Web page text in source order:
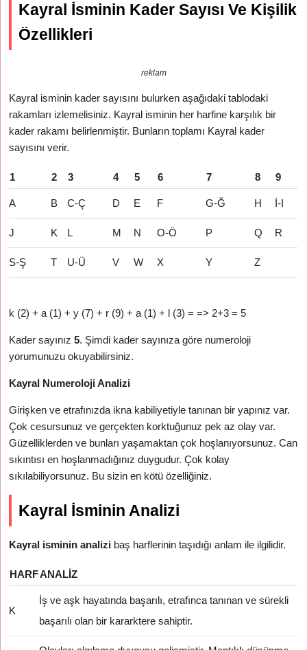
Kayral İsminin Kader Sayısı Ve Kişilik
Özellikleri
reklam
Kayral isminin kader sayısını bulurken aşağıdaki tablodaki
rakamları izlemelisiniz. Kayral isminin her harfine karşılık bir
kader rakamı belirlenmiştir. Bunların toplamı Kayral kader
sayısını verir.
1 2 3 4 5 6 7 8 9
A B C-Ç D E F G-Ğ H İ-I
J K L M N O-Ö P Q R
S-Ş T U-Ü V W X Y Z
k (2) + a (1) + y (7) + r (9) + a (1) + l (3) = => 2+3 = 5
Kader sayınız5. Şimdi kader sayınıza göre numeroloji
yorumunuzu okuyabilirsiniz.
Kayral Numeroloji Analizi
Girişken ve etrafınızda ikna kabiliyetiyle tanınan bir yapınız var.
Çok cesursunuz ve gerçekten korktuğunuz pek az olay var.
Güzelliklerden ve bunları yaşamaktan çok hoşlanıyorsunuz. Can
sıkıntısı en hoşlanmadığınız duygudur. Çok kolay
sıkılabiliyorsunuz. Bu sizin en kötü özelliğiniz.
Kayral İsminin Analizi
Kayral isminin analizi baş harflerinin taşıdığı anlam ile ilgilidir.
HARFANALIZ
K
İş ve aşk hayatında başarılı, etrafınca tanınan ve sürekli
başarılı olan bir kararktere sahiptir.